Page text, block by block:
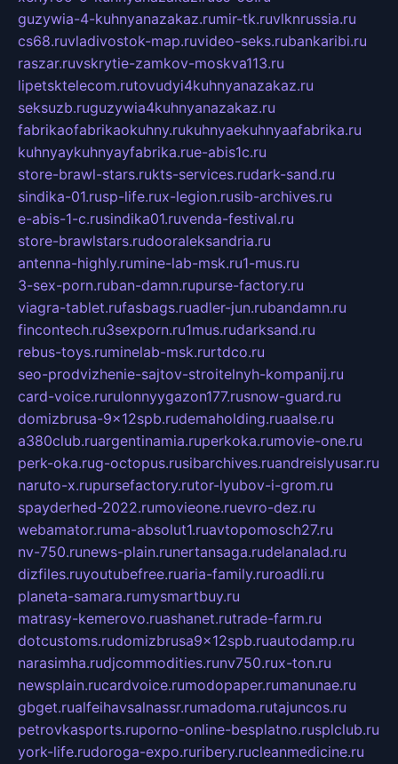
guzywia-4-kuhnyanazakaz.rumir-tk.ruvlknrussia.ru
cs68.ruvladivostok-map.ruvideo-seks.rubankaribi.ru
raszar.ruvskrytie-zamkov-moskva113.ru
lipetsktelecom.rutovudyi4kuhnyanazakaz.ru
seksuzb.ruguzywia4kuhnyanazakaz.ru
fabrikaofabrikaokuhny.rukuhnyaekuhnyaafabrika.ru
kuhnyaykuhnyayfabrika.rue-abis1c.ru
store-brawl-stars.rukts-services.rudark-sand.ru
sindika-01.rusp-life.rux-legion.rusib-archives.ru
e-abis-1-c.rusindika01.ruvenda-festival.ru
store-brawlstars.rudooraleksandria.ru
antenna-highly.rumine-lab-msk.ru1-mus.ru
3-sex-porn.ruban-damn.rupurse-factory.ru
viagra-tablet.rufasbags.ruadler-jun.rubandamn.ru
fincontech.ru3sexporn.ru1mus.rudarksand.ru
rebus-toys.ruminelab-msk.rurtdco.ru
seo-prodvizhenie-sajtov-stroitelnyh-kompanij.ru
card-voice.rurulonnyygazon177.rusnow-guard.ru
domizbrusa-9x12spb.rudemaholding.ruaalse.ru
a380club.ruargentinamia.ruperkoka.rumovie-one.ru
perk-oka.rug-octopus.rusibarchives.ruandreislyusar.ru
naruto-x.rupursefactory.rutor-lyubov-i-grom.ru
spayderhed-2022.rumovieone.ruevro-dez.ru
webamator.ruma-absolut1.ruavtopomosch27.ru
nv-750.runews-plain.runertansaga.rudelanalad.ru
dizfiles.ruyoutubefree.ruaria-family.ruroadli.ru
planeta-samara.rumysmartbuy.ru
matrasy-kemerovo.ruashanet.rutrade-farm.ru
dotcustoms.rudomizbrusa9x12spb.ruautodamp.ru
narasimha.rudjcommodities.runv750.rux-ton.ru
newsplain.rucardvoice.rumodopaper.rumanunae.ru
gbget.rualfeihavsalnassr.rumadoma.rutajuncos.ru
petrovkasports.ruporno-online-besplatno.rusplclub.ru
york-life.rudoroga-expo.ruribery.rucleanmedicine.ru